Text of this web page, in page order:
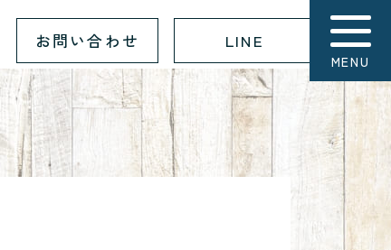
お問い合わせ LINE
MENU